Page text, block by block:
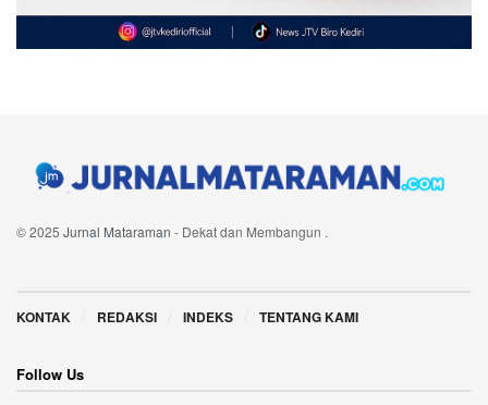
© 2025 Jurnal Mataraman - Dekat dan Membangun .
KONTAK REDAKSI INDEKS TENTANG KAMI
Follow Us